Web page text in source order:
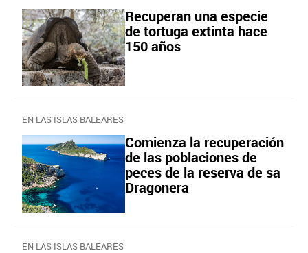
Recuperan una especie
de tortuga extinta hace
150 años
EN LAS ISLAS BALEARES
Comienza la recuperación
de las poblaciones de
peces de la reserva de sa
Dragonera
EN LAS ISLAS BALEARES